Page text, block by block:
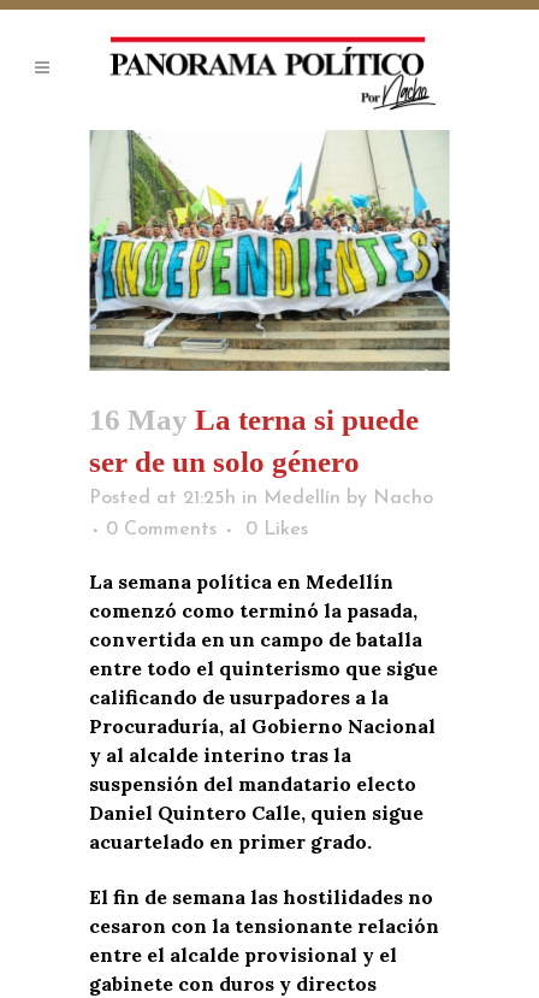
16 May La terna si puede
ser de un solo género
Posted at 21:25h in Medellín by Nacho
0 Comments
0 Likes
La semana política en Medellín
comenzó como terminó la pasada,
convertida en un campo de batalla
entre todo el quinterismo que sigue
calificando de usurpadores a la
Procuraduría, al Gobierno Nacional
y al alcalde interino tras la
suspensión del mandatario electo
Daniel Quintero Calle, quien sigue
acuartelado en primer grado.
El fin de semana las hostilidades no
cesaron con la tensionante relación
entre el alcalde provisional y el
gabinete con duros y directos